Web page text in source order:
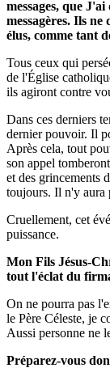
messages, que
messagères. Ils ne
élus, comme tant
Tous ceux qui
de l'Église
ils agiront contre
Dans ces derniers
dernier pouvoir. Il
Après cela, tout
son appel
et des grincements
toujours. Il n'y aura
Cruellement, cet
puissance.
Mon Fils Jésus-
tout l'éclat du
On ne pourra pas
le Père Céleste, je
Aussi personne ne
Préparez-vous